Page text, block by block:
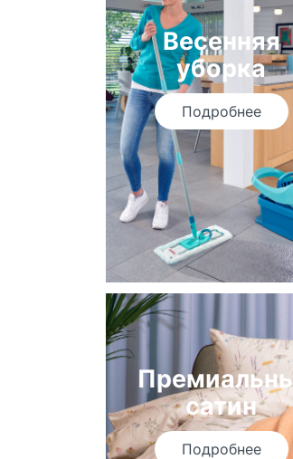
Весенняя
уборка
Подробнее
сатин
Подробнее